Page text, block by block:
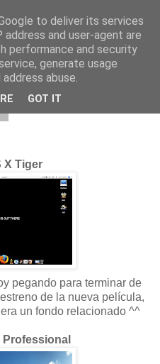
X Tiger
pegando para terminar de
de la nueva película,
un fondo relacionado ^^
to deliver its services
and user-agent are
performance and security
generate usage
abuse.
GOT IT